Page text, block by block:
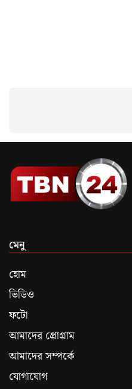
মেনু
হোম
ভিডিও
ফটো
আমাদের প্রোগ্রাম
আমাদের সম্পর্কে
যোগাযোগ